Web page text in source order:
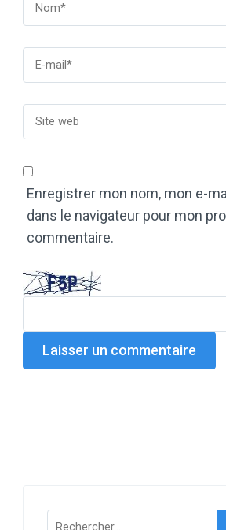
Enregistrer mon nom, mon e-
dans le navigateur pour mon
commentaire.
Rechercher :